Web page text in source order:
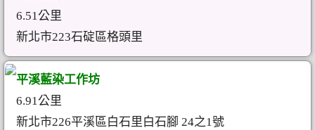
6.51公里
新北市223石碇區格頭里
平溪藍染工作坊
6.91公里
新北市226平溪區白石里白石腳 24之1號